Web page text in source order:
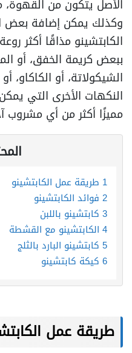
الأصل يتكون من القهوة،
وكذلك يمكن إضافة بعض
الكابتشينو مذاقًا أكثر
ببعض كريمة الخفق، أو
الشيكولاتة، أو الكاكاو،
النكهات الأخرى التي
مميزًا أكثر من أي مشروب
1 طريقة عمل الكابتشينو
2 فوائد الكابتشينو
3 كابتشينو باللبن
4 الكابتشينو مع القشطة
5 كابتشينو البارد بالثلج
6 كيكة كابتشينو
طريقة عمل